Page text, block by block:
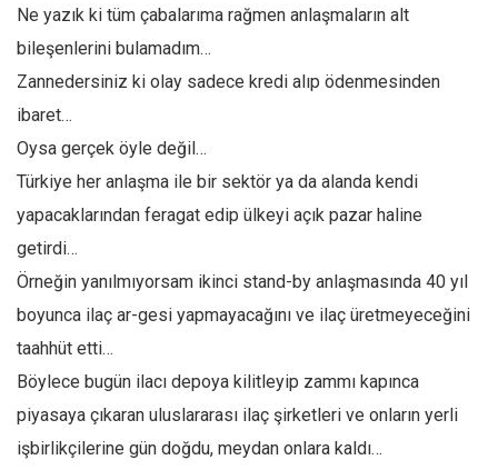
Ne yazık ki tüm çabalarıma rağmen anlaşmaların alt
bileşenlerini bulamadım…
Zannedersiniz ki olay sadece kredi alıp ödenmesinden
ibaret…
Oysa gerçek öyle değil…
Türkiye her anlaşma ile bir sektör ya da alanda kendi
yapacaklarından feragat edip ülkeyi açık pazar haline
getirdi…
Örneğin yanılmıyorsam ikinci stand-by anlaşmasında 40 yıl
boyunca ilaç ar-gesi yapmayacağını ve ilaç üretmeyeceğini
taahhüt etti…
Böylece bugün ilacı depoya kilitleyip zammı kapınca
piyasaya çıkaran uluslararası ilaç şirketleri ve onların yerli
işbirlikçilerine gün doğdu, meydan onlara kaldı…